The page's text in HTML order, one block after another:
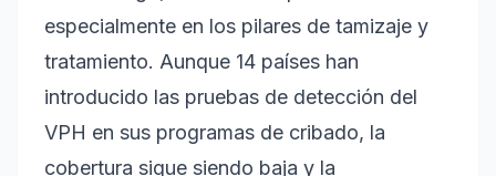
especialmente en los pilares de tamizaje y
tratamiento. Aunque 14 países han
introducido las pruebas de detección del
VPH en sus programas de cribado, la
cobertura sigue siendo baja y la